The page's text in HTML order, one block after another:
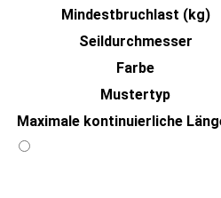
Mindestbruchlast (kg)
Seildurchmesser
Farbe
Mustertyp
Maximale kontinuierliche